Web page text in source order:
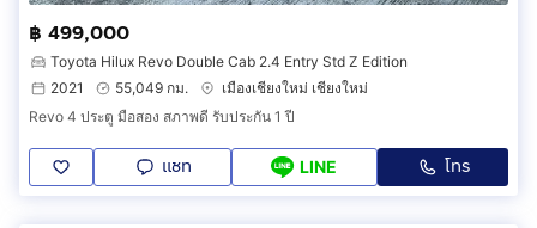
฿ 499,000
Toyota Hilux Revo Double Cab 2.4 Entry Std Z Edition
2021
55,049 กม.
เมืองเชียงใหม่ เชียงใหม่
Revo 4 ประตู มือสอง สภาพดี รับประกัน 1 ปี
แชท LINE โทร